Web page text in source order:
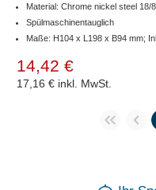
Material: Chrome nickel steel 18/8
Spülmaschinentauglich
Maße: H104 x L198 x B94 mm;
14,42 €
17,16 € inkl. MwSt.